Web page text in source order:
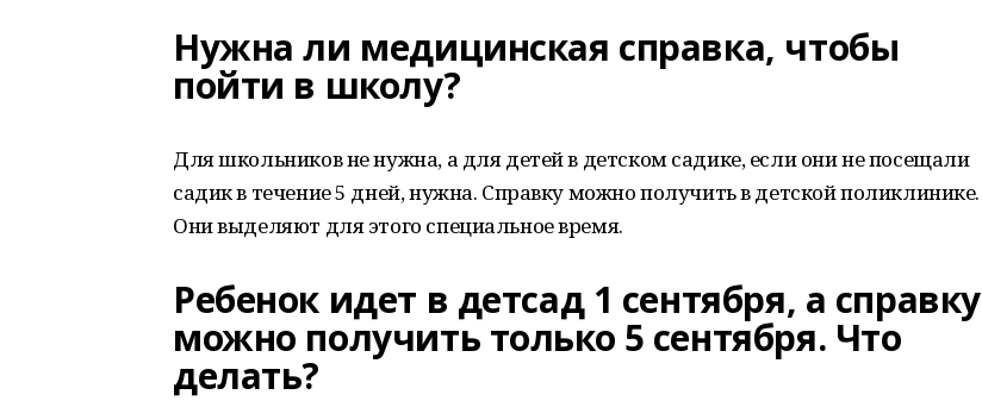
Нужна ли медицинская справка, чтобы
пойти в школу?
Для школьников не нужна, а для детей в детском садике, если они не посещали
садик в течение 5 дней, нужна. Справку можно получить в детской поликлинике.
Они выделяют для этого специальное время.
Ребенок идет в детсад 1 сентября, а справку
можно получить только 5 сентября. Что
делать?